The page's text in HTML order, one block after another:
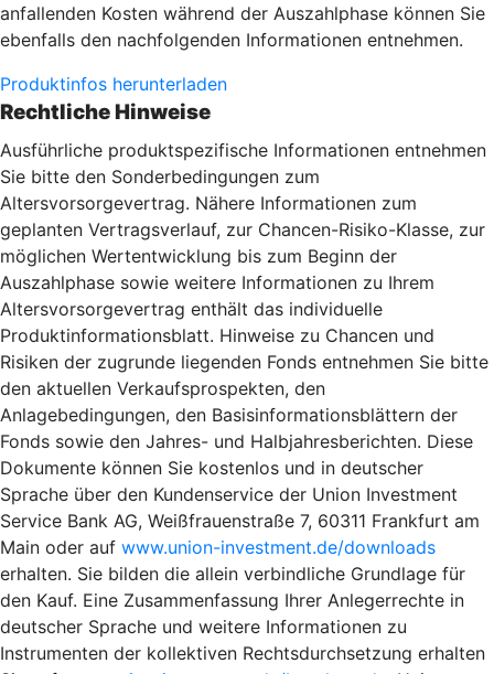
anfallenden Kosten während der Auszahlphase können Sie
ebenfalls den nachfolgenden Informationen entnehmen.
Produktinfos herunterladen
Rechtliche Hinweise
Ausführliche produktspezifische Informationen entnehmen
Sie bitte den Sonderbedingungen zum
Altersvorsorgevertrag. Nähere Informationen zum
geplanten Vertragsverlauf, zur Chancen-Risiko-Klasse, zur
möglichen Wertentwicklung bis zum Beginn der
Auszahlphase sowie weitere Informationen zu Ihrem
Altersvorsorgevertrag enthält das individuelle
Produktinformationsblatt. Hinweise zu Chancen und
Risiken der zugrunde liegenden Fonds entnehmen Sie bitte
den aktuellen Verkaufsprospekten, den
Anlagebedingungen, den Basisinformationsblättern der
Fonds sowie den Jahres- und Halbjahresberichten. Diese
Dokumente können Sie kostenlos und in deutscher
Sprache über den Kundenservice der Union Investment
Service Bank AG, Weißfrauenstraße 7, 60311 Frankfurt am
Main oder auf www.union-investment.de/downloads
erhalten. Sie bilden die allein verbindliche Grundlage für
den Kauf. Eine Zusammenfassung Ihrer Anlegerrechte in
deutscher Sprache und weitere Informationen zu
Instrumenten der kollektiven Rechtsdurchsetzung erhalten